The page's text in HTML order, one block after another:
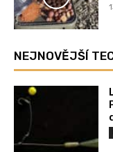
NEJNOVĚJŠÍ